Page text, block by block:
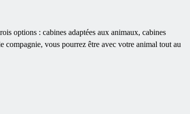
options : cabines adaptées aux animaux, cabines
compagnie, vous pourrez être avec votre animal tout au